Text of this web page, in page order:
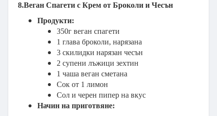
8.Веган Спагети с Крем от Броколи и Чесън
Продукти:
350г веган спагети
1 глава броколи, нарязана
3 скилидки нарязан чесън
2 супени лъжици зехтин
1 чаша веган сметана
Сок от 1 лимон
Сол и черен пипер на вкус
Начин на приготвяне: